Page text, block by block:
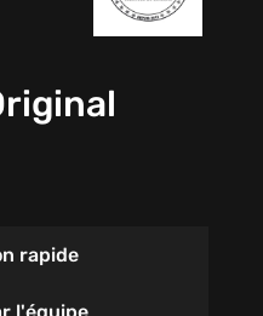
rapide
l'équipe